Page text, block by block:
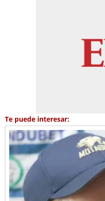
Te puede interesar: